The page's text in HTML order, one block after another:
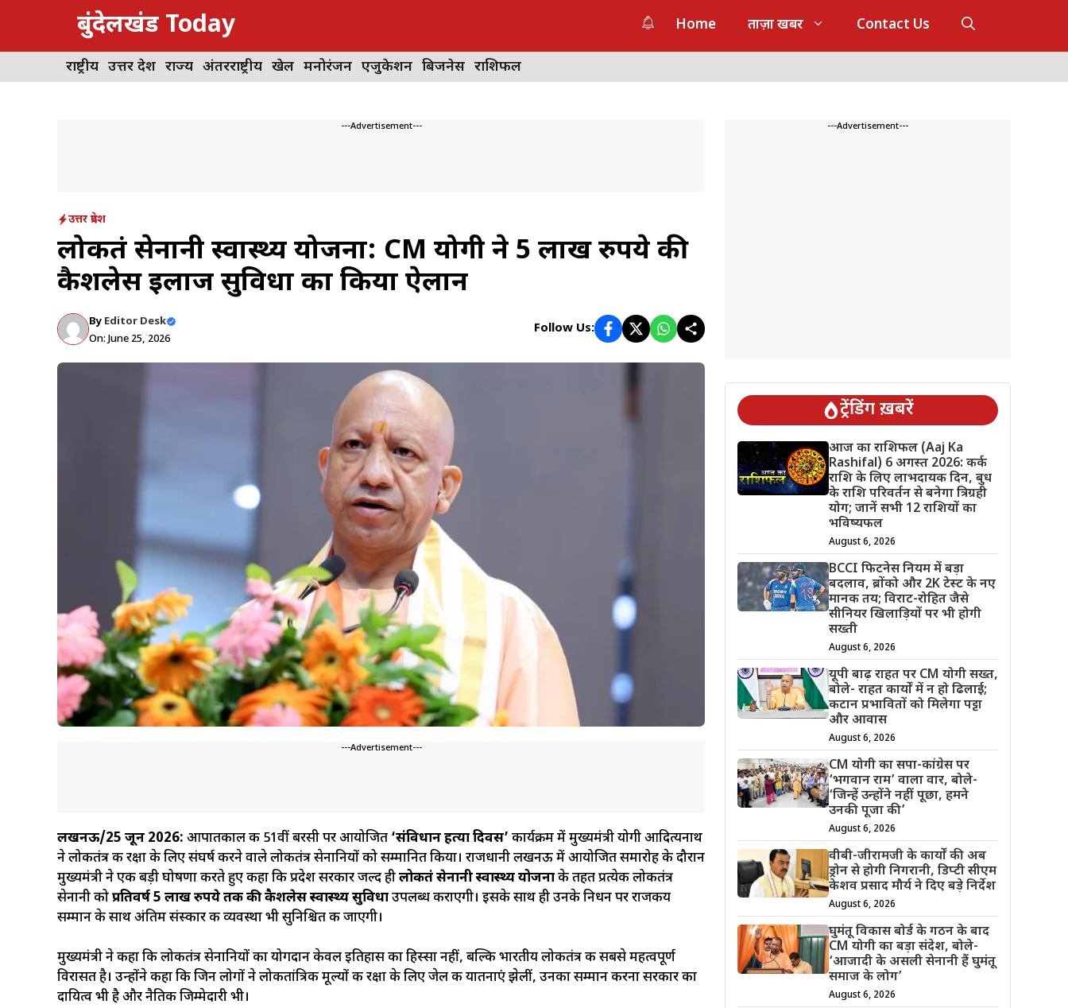
content
बुंदेलखंड Today Home ताज़ा खबर Contact Us
राष्ट्रीय उत्तर प्रदेश राज्य अंतरराष्ट्रीय खेल मनोरंजन एजुकेशन बिजनेस राशिफल
---Advertisement---
उत्तर प्रदेश
लोकतंत्र सेनानी स्वास्थ्य योजना: CM योगी ने 5 लाख रुपये की
कैशलेस इलाज सुविधा का किया ऐलान
By Editor Desk
On: June 25, 2026
Follow Us:
---Advertisement---
लखनऊ/25 जून 2026: आपातकाल की 51वीं बरसी पर आयोजित ‘संविधान हत्या दिवस’ कार्यक्रम में मुख्यमंत्री योगी आदित्यनाथ
ने लोकतंत्र की रक्षा के लिए संघर्ष करने वाले लोकतंत्र सेनानियों को सम्मानित किया। राजधानी लखनऊ में आयोजित समारोह के दौरान
मुख्यमंत्री ने एक बड़ी घोषणा करते हुए कहा कि प्रदेश सरकार जल्द हीलोकतंत्र सेनानी स्वास्थ्य योजनाके तहत प्रत्येक लोकतंत्र
सेनानी कोप्रतिवर्ष 5 लाख रुपये तक की कैशलेस स्वास्थ्य सुविधाउपलब्ध कराएगी। इसके साथ ही उनके निधन पर राजकीय
सम्मान के साथ अंतिम संस्कार की व्यवस्था भी सुनिश्चित की जाएगी।
मुख्यमंत्री ने कहा कि लोकतंत्र सेनानियों का योगदान केवल इतिहास का हिस्सा नहीं, बल्कि भारतीय लोकतंत्र की सबसे महत्वपूर्ण
विरासत है। उन्होंने कहा कि जिन लोगों ने लोकतांत्रिक मूल्यों की रक्षा के लिए जेल की यातनाएं झेलीं, उनका सम्मान करना सरकार का
दायित्व भी है और नैतिक जिम्मेदारी भी।
---Advertisement---
ट्रेंडिंग ख़बरें
आज का राशिफल (Aaj Ka
Rashifal) 6 अगस्त 2026: कर्क
राशि के लिए लाभदायक दिन, बुध
के राशि परिवर्तन से बनेगा त्रिग्रही
योग; जानें सभी 12 राशियों का
भविष्यफल
August 6, 2026
BCCI फिटनेस नियम में बड़ा
बदलाव, ब्रोंको और 2K टेस्ट के नए
मानक तय; विराट-रोहित जैसे
सीनियर खिलाड़ियों पर भी होगी
सख्ती
August 6, 2026
यूपी बाढ़ राहत पर CM योगी सख्त,
बोले- राहत कार्यों में न हो ढिलाई;
कटान प्रभावितों को मिलेगा पट्टा
और आवास
August 6, 2026
CM योगी का सपा-कांग्रेस पर
‘भगवान राम’ वाला वार, बोले-
‘जिन्हें उन्होंने नहीं पूछा, हमने
उनकी पूजा की’
August 6, 2026
वीबी-जीरामजी के कार्यों की अब
ड्रोन से होगी निगरानी, डिप्टी सीएम
केशव प्रसाद मौर्य ने दिए बड़े निर्देश
August 6, 2026
घुमंतू विकास बोर्ड के गठन के बाद
CM योगी का बड़ा संदेश, बोले-
‘आजादी के असली सेनानी हैं घुमंतू
समाज के लोग’
August 6, 2026